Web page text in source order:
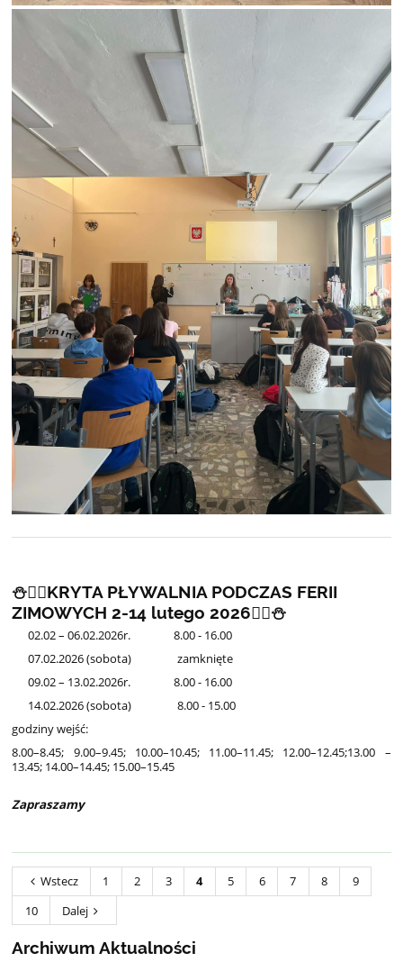
⛄🏊‍♀️KRYTA PŁYWALNIA PODCZAS FERII
ZIMOWYCH 2-14 lutego 2026🏊‍♀️⛄
02.02 – 06.02.2026r. 8.00 - 16.00
07.02.2026 (sobota) zamknięte
09.02 – 13.02.2026r. 8.00 - 16.00
14.02.2026 (sobota) 8.00 - 15.00
godziny wejść:
8.00–8.45; 9.00–9.45; 10.00–10.45; 11.00–11.45; 12.00–12.45;13.00 –
13.45; 14.00–14.45; 15.00–15.45
Zapraszamy
Wstecz 1 2 3 4 5 6 7 8
9
10
Dalej
Archiwum Aktualności